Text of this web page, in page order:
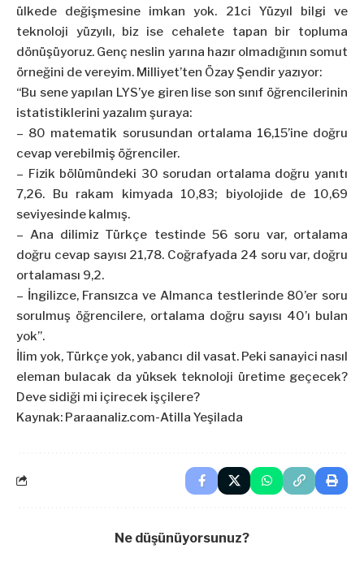
ülkede değişmesine imkan yok. 21ci Yüzyıl bilgi ve
teknoloji yüzyılı, biz ise cehalete tapan bir topluma
dönüşüyoruz. Genç neslin yarına hazır olmadığının somut
örneğini de vereyim. Milliyet’ten Özay Şendiryazıyor:
“Bu sene yapılan LYS’ye giren lise son sınıf öğrencilerinin
istatistiklerini yazalım şuraya:
– 80 matematik sorusundan ortalama 16,15’ine doğru
cevap verebilmiş öğrenciler.
– Fizik bölümündeki 30 sorudan ortalama doğru yanıtı
7,26. Bu rakam kimyada 10,83; biyolojide de 10,69
seviyesinde kalmış.
– Ana dilimiz Türkçe testinde 56 soru var, ortalama
doğru cevap sayısı 21,78. Coğrafyada 24 soru var, doğru
ortalaması 9,2.
– İngilizce, Fransızca ve Almanca testlerinde 80’er soru
sorulmuş öğrencilere, ortalama doğru sayısı 40’ı bulan
yok”.
İlim yok, Türkçe yok, yabancı dil vasat. Peki sanayici nasıl
eleman bulacak da yüksek teknoloji üretime geçecek?
Deve sidiği mi içirecek işçilere?
Kaynak: Paraanaliz.com-Atilla Yeşilada
Ne düşünüyorsunuz?